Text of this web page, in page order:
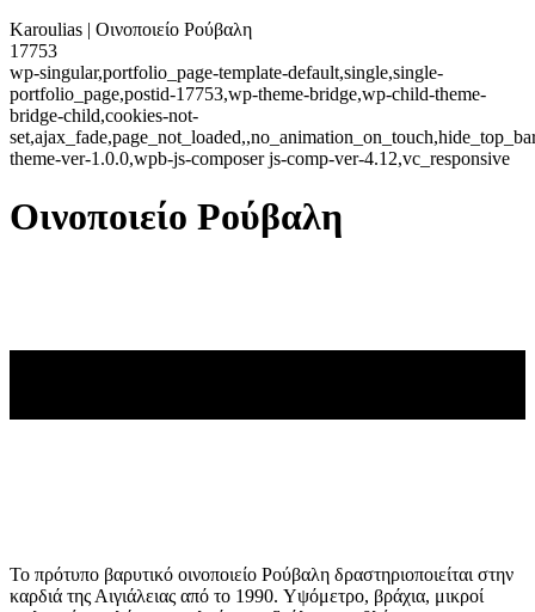
Karoulias | Οινοποιείο Ρούβαλη
17753
wp-singular,portfolio_page-template-default,single,single-
portfolio_page,postid-17753,wp-theme-bridge,wp-child-theme-
bridge-child,cookies-not-
theme-ver-1.0.0,wpb-js-composer js-comp-ver-4.12,vc_responsive
Οινοποιείο Ρούβαλη
Το πρότυπο βαρυτικό οινοποιείο Ρούβαλη δραστηριοποιείται στην
καρδιά της Αιγιάλειας από το 1990. Υψόμετρο, βράχια, μικροί